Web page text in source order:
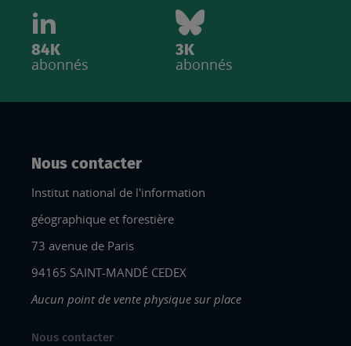
84K
abonnés
3K
abonnés
Nous contacter
Institut national de l'information
géographique et forestière
73 avenue de Paris
94165 SAINT-MANDÉ CEDEX
Aucun point de vente physique sur place
Nous contacter